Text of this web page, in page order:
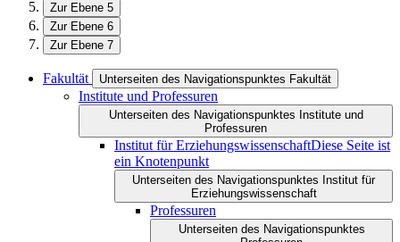
Zur Ebene 5
Zur Ebene 6
Zur Ebene 7
Fakultät Unterseiten des Navigationspunktes Fakultät
Institute und Professuren
Unterseiten des Navigationspunktes Institute und
Professuren
Institut für ErziehungswissenschaftDiese Seite ist
ein Knotenpunkt
Unterseiten des Navigationspunktes Institut für
Erziehungswissenschaft
Professuren
Unterseiten des Navigationspunktes